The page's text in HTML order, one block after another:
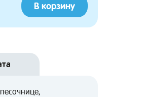
В корзину